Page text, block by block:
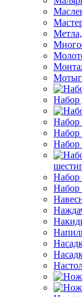
Набор
Набор
Набор
Набор
Набор
Набор